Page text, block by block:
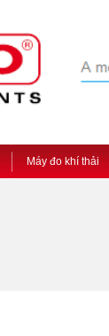
Máy đo khí thải